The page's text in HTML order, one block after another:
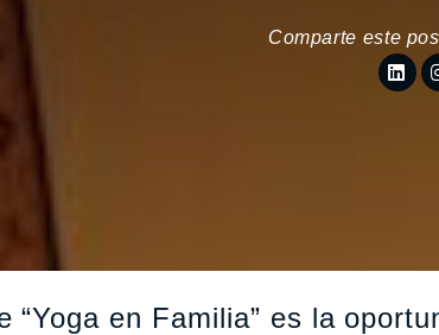
Comparte este
“Yoga en Familia” es la